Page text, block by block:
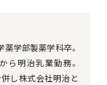
学部製薬学科卒。
ら明治乳業勤務。
し株式会社明治と